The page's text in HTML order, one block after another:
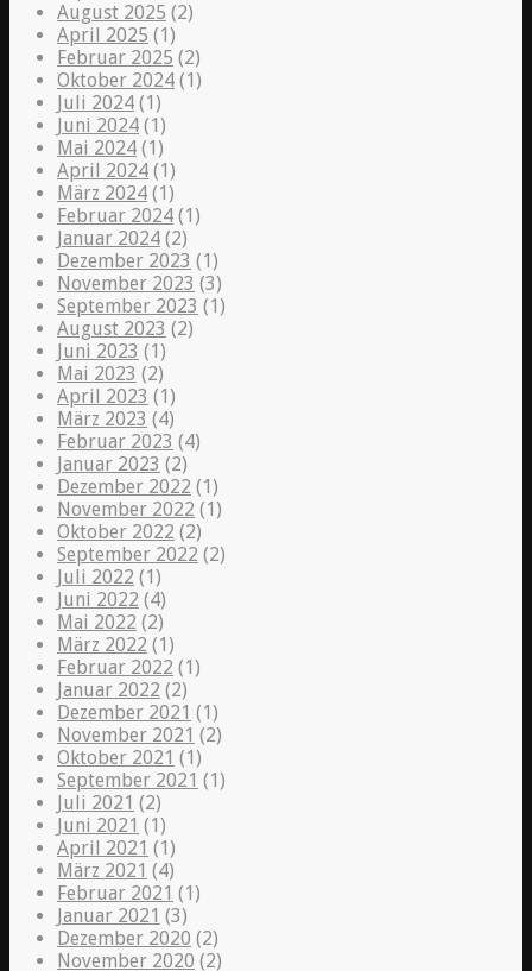
August 2025 (2)
April 2025 (1)
Februar 2025 (2)
Oktober 2024 (1)
Juli 2024 (1)
Juni 2024 (1)
Mai 2024 (1)
April 2024 (1)
März 2024 (1)
Februar 2024 (1)
Januar 2024 (2)
Dezember 2023 (1)
November 2023 (3)
September 2023 (1)
August 2023 (2)
Juni 2023 (1)
Mai 2023 (2)
April 2023 (1)
März 2023 (4)
Februar 2023 (4)
Januar 2023 (2)
Dezember 2022 (1)
November 2022 (1)
Oktober 2022 (2)
September 2022 (2)
Juli 2022 (1)
Juni 2022 (4)
Mai 2022 (2)
März 2022 (1)
Februar 2022 (1)
Januar 2022 (2)
Dezember 2021 (1)
November 2021 (2)
Oktober 2021 (1)
September 2021 (1)
Juli 2021 (2)
Juni 2021 (1)
April 2021 (1)
März 2021 (4)
Februar 2021 (1)
Januar 2021 (3)
Dezember 2020 (2)
November 2020 (2)